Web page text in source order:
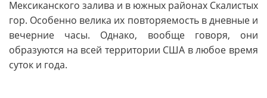
Мексиканского залива и в южных районах Скалистых
гор. Особенно велика их повторяемость в дневные и
вечерние часы. Однако, вообще говоря, они
образуются на всей территории США в любое время
суток и года.